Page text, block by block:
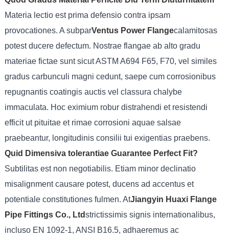
Materia lectio est prima defensio contra ipsam
provocationes. A subparVentus Power Flangecalamitosas
potest ducere defectum. Nostrae flangae ab alto gradu
materiae fictae sunt sicut ASTM A694 F65, F70, vel similes
gradus carbunculi magni cedunt, saepe cum corrosionibus
repugnantis coatingis auctis vel classura chalybe
immaculata. Hoc eximium robur distrahendi et resistendi
efficit ut pituitae et rimae corrosioni aquae salsae
praebeantur, longitudinis consilii tui exigentias praebens.
Quid Dimensiva tolerantiae Guarantee Perfect Fit?
Subtilitas est non negotiabilis. Etiam minor declinatio
misalignment causare potest, ducens ad accentus et
potentiale constitutiones fulmen. AtJiangyin Huaxi Flange
Pipe Fittings Co., Ltdstrictissimis signis internationalibus,
incluso EN 1092-1, ANSI B16.5, adhaeremus ac